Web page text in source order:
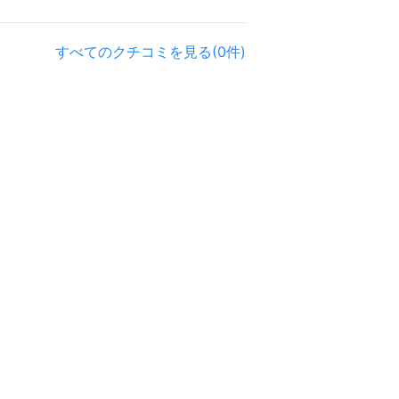
すべてのクチコミを見る(0件)